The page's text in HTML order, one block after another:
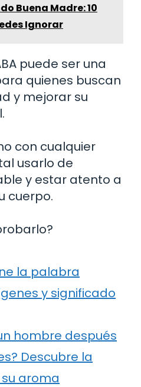
Buena Madre: 10
Ignorar
puede ser una
quienes buscan
y mejorar su
con cualquier
usarlo de
y estar atento a
cuerpo.
la palabra
y significado
hombre después
Descubre la
aroma